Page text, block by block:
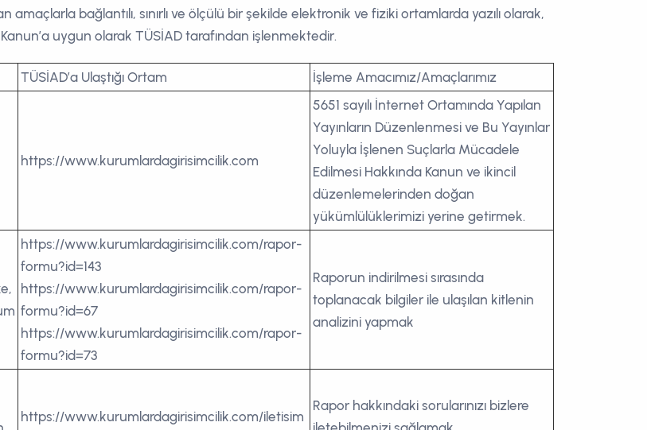
bağlantılı, sınırlı ve ölçülü bir şekilde elektronik ve fiziki ortamlarda yazılı olarak,
uygun olarak TÜSİAD tarafından işlenmektedir.
TÜSİAD’a Ulaştığı Ortam İşleme Amacımız/Amaçlarımız
https://www.kurumlardagirisimcilik.com
5651 sayılı İnternet Ortamında Yapılan
Yayınların Düzenlenmesi ve Bu Yayınlar
Yoluyla İşlenen Suçlarla Mücadele
Edilmesi Hakkında Kanun ve ikincil
düzenlemelerinden doğan
yükümlülüklerimizi yerine getirmek.
https://www.kurumlardagirisimcilik.com/rapor-
formu?id=143
https://www.kurumlardagirisimcilik.com/rapor-
formu?id=67
https://www.kurumlardagirisimcilik.com/rapor-
formu?id=73
Raporun indirilmesi sırasında
toplanacak bilgiler ile ulaşılan kitlenin
analizini yapmak
https://www.kurumlardagirisimcilik.com/iletisim
Rapor hakkındaki sorularınızı bizlere